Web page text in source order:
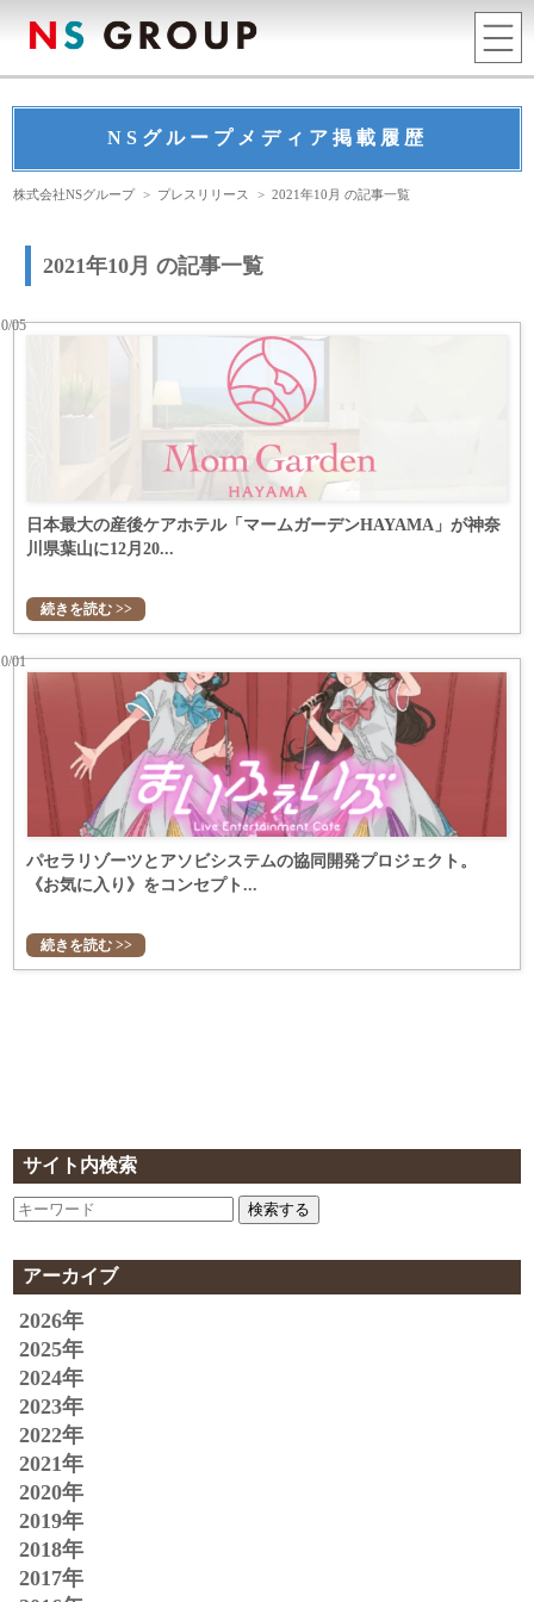
NSグループメディア掲載履歴
株式会社NSグループ > プレスリリース >2021年10月 の記事一覧
サイト内検索
検索する
アーカイブ
2026年
2025年
2024年
2023年
2022年
2021年
2020年
2019年
2018年
2017年
2021年10月 の記事一覧
日本最大の産後ケアホテル「マームガーデンHAYAMA」が神奈
川県葉山に12月20...
05
続きを読む >>
パセラリゾーツとアソビシステムの協同開発プロジェクト。
《お気に入り》をコンセプト...
01
続きを読む >>